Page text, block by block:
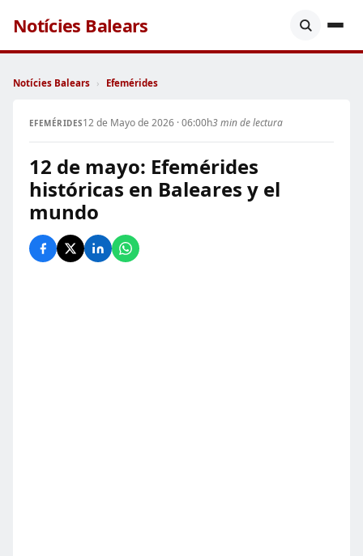
Notícies Balears
Notícies Balears › Efemérides
EFEMÉRIDES12 de Mayo de 2026 · 06:00h3 min de lectura
12 de mayo: Efemérides
históricas en Baleares y el
mundo